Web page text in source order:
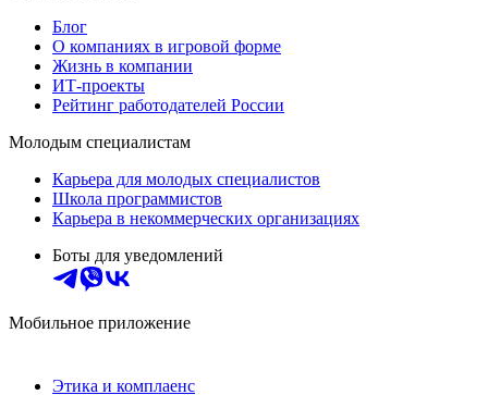
Блог
О компаниях в игровой форме
Жизнь в компании
ИТ-проекты
Рейтинг работодателей России
Молодым специалистам
Карьера для молодых специалистов
Школа программистов
Карьера в некоммерческих организациях
Боты для уведомлений
Мобильное приложение
Этика и комплаенс